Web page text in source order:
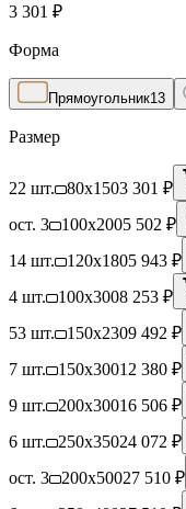
3 301 ₽
Форма
Прямоугольник13
Размер
22 шт. 80x1503 301 ₽
ост. 3
100x2005 502 ₽
14 шт.
120x1805 943 ₽
4 шт.
100x3008 253 ₽
53 шт.
150x2309 492 ₽
7 шт.
150x30012 380 ₽
9 шт.
200x30016 506 ₽
6 шт.
250x35024 072 ₽
ост. 3
200x50027 510 ₽